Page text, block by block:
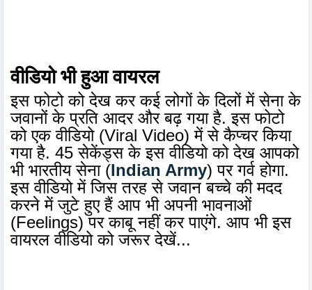
वीडियो भी हुआ वायरल
इस फोटो को देख कर कई लोगों के दिलों में सेना के
जवानों के प्रति आदर और बढ़ गया है. इस फोटो
को एक वीडियो (Viral Video) में से कैप्चर किया
गया है. 45 सेकेंड्स के इस वीडियो को देख आपको
भी भारतीय सेना (Indian Army) पर गर्व होगा.
इस वीडियो में जिस तरह से जवान बच्चे की मदद
करने में जुटे हुए हैं आप भी अपनी भावनाओं
(Feelings) पर काबू नहीं कर पाएंगे. आप भी इस
वायरल वीडियो को जरूर देखें...